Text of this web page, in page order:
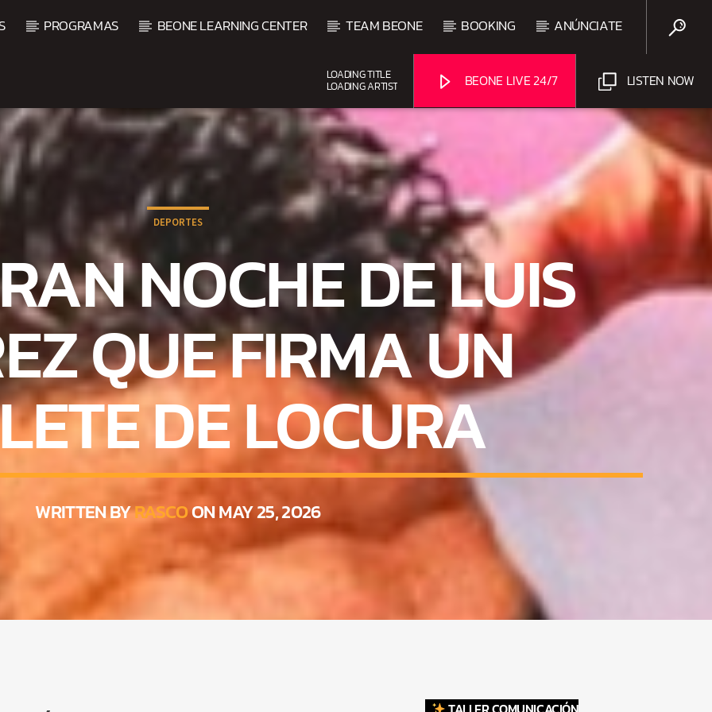
PROGRAMAS BEONE LEARNING CENTER TEAM BEONE BOOKING ANÚNCIATE
LISTEN NOW
BEONE LIVE 24/7
LOADING TITLE
LOADING ARTIST
CURRENT SHOW
SALSA MATUTINA
9:00 AM
UPCOMING SHOW
BACHATA Y VALLENATO
9:00 AM
DEPORTES
NOCHE DE LUIS
QUE FIRMA UN
DE LOCURA
WRITTEN BYRASCOON MAY 25, 2026